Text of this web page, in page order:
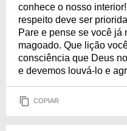
conhece o nosso
respeito deve ser
Pare e pense se você já
magoado. Que lição
consciência que Deus
e devemos louvá-lo e
COPIAR